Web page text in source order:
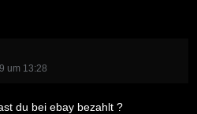
um 13:28
du bei ebay bezahlt ?